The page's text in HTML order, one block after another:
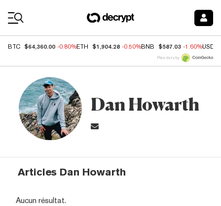
BTC $64,360.00 -0.80%ETH $1,904.28 -0.50%BNB $587.03 -1.60%USDC
Price data by
Dan Howarth
Articles Dan Howarth
Aucun résultat.